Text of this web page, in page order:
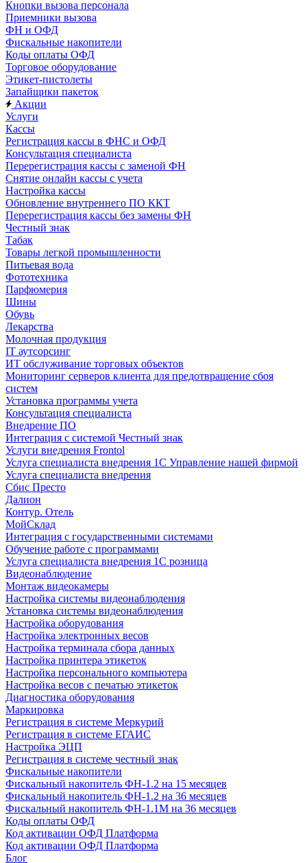
Кнопки вызова персонала
Приемники вызова
ФН и ОФД
Фискальные накопители
Коды оплаты ОФД
Торговое оборудование
Этикет-пистолеты
Запайщики пакеток
Акции
Услуги
Кассы
Регистрация кассы в ФНС и ОФД
Консультация специалиста
Перерегистрация кассы с заменой ФН
Снятие онлайн кассы с учета
Настройка кассы
Обновление внутреннего ПО ККТ
Перерегистрация кассы без замены ФН
Честный знак
Табак
Товары легкой промышленности
Питьевая вода
Фототехника
Парфюмерия
Шины
Обувь
Лекарства
Молочная продукция
IT аутсорсинг
ИТ обслуживание торговых объектов
Мониторинг серверов клиента для предотвращение сбоя
систем
Установка программы учета
Консультация специалиста
Внедрение ПО
Интеграция с системой Честный знак
Услуги внедрения Frontol
Услуга специалиста внедрения 1С Управление нашей фирмой
Услуга специалиста внедрения
Сбис Престо
Далион
Контур. Отель
МойСклад
Интеграция с государственными системами
Обучение работе с программами
Услуга специалиста внедрения 1С розница
Видеонаблюдение
Монтаж видеокамеры
Настройка системы видеонаблюдения
Установка системы видеонаблюдения
Настройка оборудования
Настройка электронных весов
Настройка терминала сбора данных
Настройка принтера этикеток
Настройка персонального компьютера
Настройка весов с печатью этикеток
Диагностика оборудования
Маркировка
Регистрация в системе Меркурий
Регистрация в системе ЕГАИС
Настройка ЭЦП
Регистрация в системе честный знак
Фискальные накопители
Фискальный накопитель ФН-1.2 на 15 месяцев
Фискальный накопитель ФН-1.2 на 36 месяцев
Фискальный накопитель ФН-1.1М на 36 месяцев
Коды оплаты ОФД
Код активации ОФД Платформа
Код активации ОФД Платформа
Блог